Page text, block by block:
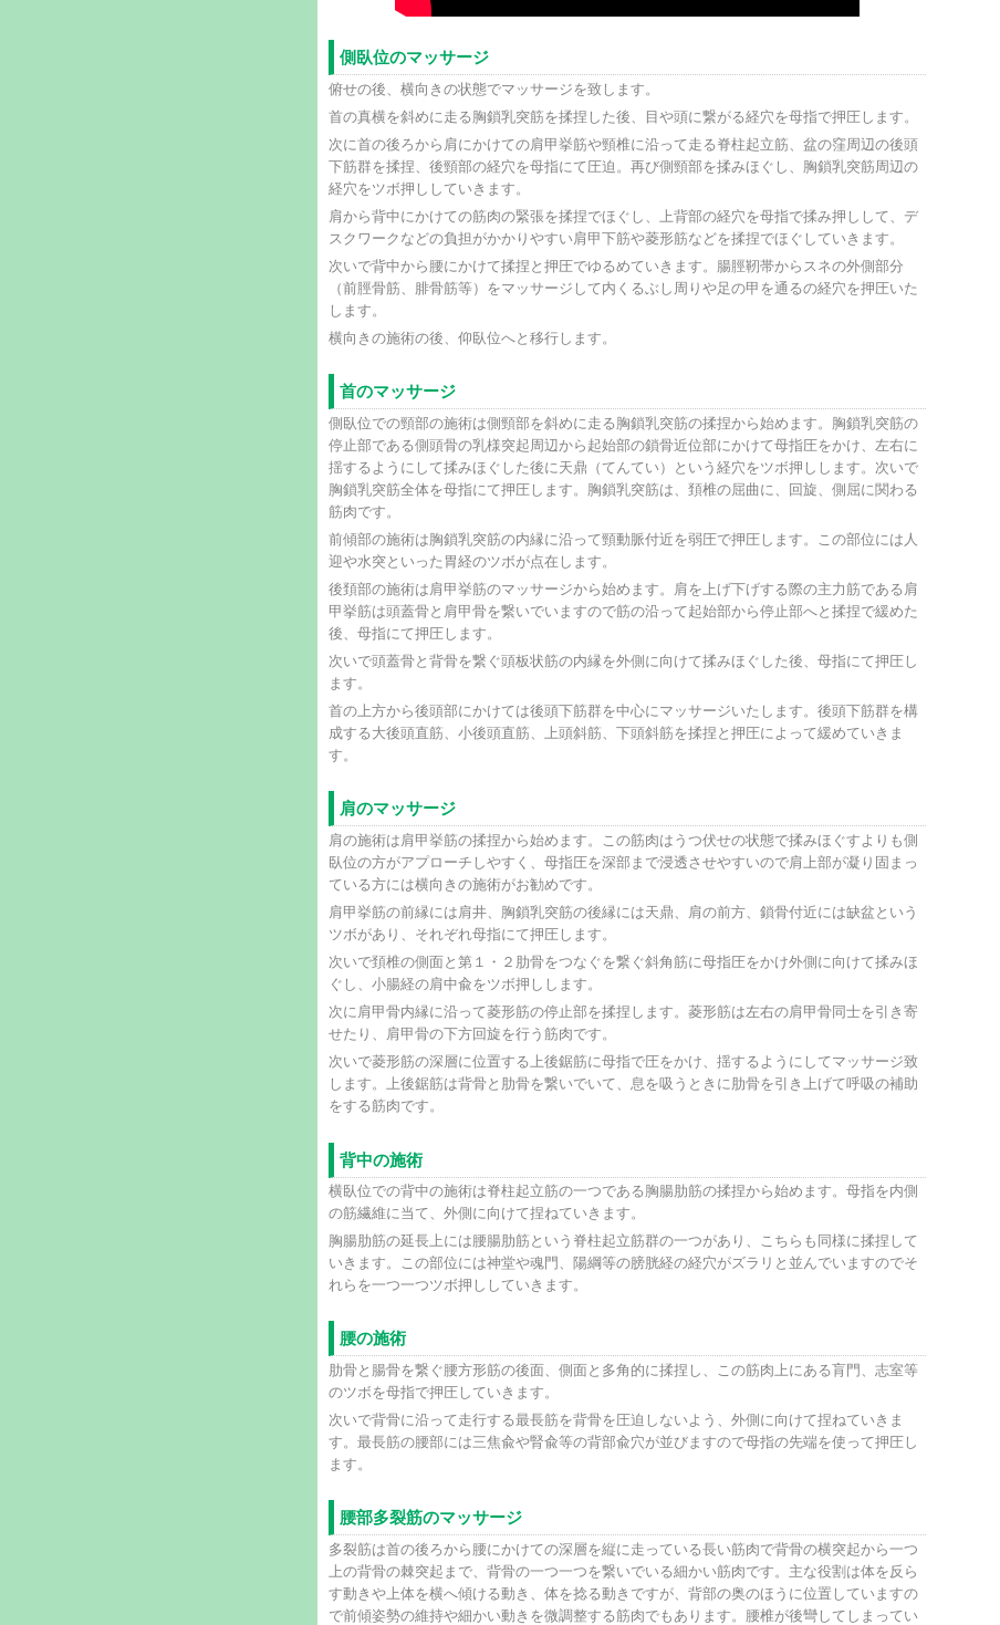
側臥位のマッサージ
俯せの後、横向きの状態でマッサージを致します。
首の真横を斜めに走る胸鎖乳突筋を揉捏した後、目や頭に繋がる経穴を母指で押圧します。
次に首の後ろから肩にかけての肩甲挙筋や頸椎に沿って走る脊柱起立筋、盆の窪周辺の後頭
下筋群を揉捏、後頸部の経穴を母指にて圧迫。再び側頸部を揉みほぐし、胸鎖乳突筋周辺の
経穴をツボ押ししていきます。
肩から背中にかけての筋肉の緊張を揉捏でほぐし、上背部の経穴を母指で揉み押しして、デ
スクワークなどの負担がかかりやすい肩甲下筋や菱形筋などを揉捏でほぐしていきます。
次いで背中から腰にかけて揉捏と押圧でゆるめていきます。腸脛靭帯からスネの外側部分
（前脛骨筋、腓骨筋等）をマッサージして内くるぶし周りや足の甲を通るの経穴を押圧いた
します。
横向きの施術の後、仰臥位へと移行します。
首のマッサージ
側臥位での頸部の施術は側頸部を斜めに走る胸鎖乳突筋の揉捏から始めます。胸鎖乳突筋の
停止部である側頭骨の乳様突起周辺から起始部の鎖骨近位部にかけて母指圧をかけ、左右に
揺するようにして揉みほぐした後に天鼎（てんてい）という経穴をツボ押しします。次いで
胸鎖乳突筋全体を母指にて押圧します。胸鎖乳突筋は、頚椎の屈曲に、回旋、側屈に関わる
筋肉です。
前傾部の施術は胸鎖乳突筋の内縁に沿って頸動脈付近を弱圧で押圧します。この部位には人
迎や水突といった胃経のツボが点在します。
後頚部の施術は肩甲挙筋のマッサージから始めます。肩を上げ下げする際の主力筋である肩
甲挙筋は頭蓋骨と肩甲骨を繋いでいますので筋の沿って起始部から停止部へと揉捏で緩めた
後、母指にて押圧します。
次いで頭蓋骨と背骨を繋ぐ頭板状筋の内縁を外側に向けて揉みほぐした後、母指にて押圧し
ます。
首の上方から後頭部にかけては後頭下筋群を中心にマッサージいたします。後頭下筋群を構
成する大後頭直筋、小後頭直筋、上頭斜筋、下頭斜筋を揉捏と押圧によって緩めていきま
す。
肩のマッサージ
肩の施術は肩甲挙筋の揉捏から始めます。この筋肉はうつ伏せの状態で揉みほぐすよりも側
臥位の方がアプローチしやすく、母指圧を深部まで浸透させやすいので肩上部が凝り固まっ
ている方には横向きの施術がお勧めです。
肩甲挙筋の前縁には肩井、胸鎖乳突筋の後縁には天鼎、肩の前方、鎖骨付近には缺盆という
ツボがあり、それぞれ母指にて押圧します。
次いで頚椎の側面と第１・２肋骨をつなぐを繋ぐ斜角筋に母指圧をかけ外側に向けて揉みほ
ぐし、小腸経の肩中兪をツボ押しします。
次に肩甲骨内縁に沿って菱形筋の停止部を揉捏します。菱形筋は左右の肩甲骨同士を引き寄
せたり、肩甲骨の下方回旋を行う筋肉です。
次いで菱形筋の深層に位置する上後鋸筋に母指で圧をかけ、揺するようにしてマッサージ致
します。上後鋸筋は背骨と肋骨を繋いでいて、息を吸うときに肋骨を引き上げて呼吸の補助
をする筋肉です。
背中の施術
横臥位での背中の施術は脊柱起立筋の一つである胸腸肋筋の揉捏から始めます。母指を内側
の筋繊維に当て、外側に向けて捏ねていきます。
胸腸肋筋の延長上には腰腸肋筋という脊柱起立筋群の一つがあり、こちらも同様に揉捏して
いきます。この部位には神堂や魂門、陽綱等の膀胱経の経穴がズラリと並んでいますのでそ
れらを一つ一つツボ押ししていきます。
腰の施術
肋骨と腸骨を繋ぐ腰方形筋の後面、側面と多角的に揉捏し、この筋肉上にある肓門、志室等
のツボを母指で押圧していきます。
次いで背骨に沿って走行する最長筋を背骨を圧迫しないよう、外側に向けて捏ねていきま
す。最長筋の腰部には三焦兪や腎兪等の背部兪穴が並びますので母指の先端を使って押圧し
ます。
腰部多裂筋のマッサージ
多裂筋は首の後ろから腰にかけての深層を縦に走っている長い筋肉で背骨の横突起から一つ
上の背骨の棘突起まで、背骨の一つ一つを繋いでいる細かい筋肉です。主な役割は体を反ら
す動きや上体を横へ傾ける動き、体を捻る動きですが、背部の奥のほうに位置していますの
で前傾姿勢の維持や細かい動きを微調整する筋肉でもあります。腰椎が後彎してしまってい